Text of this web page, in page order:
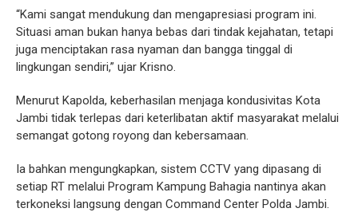
“Kami sangat mendukung dan mengapresiasi program ini.
Situasi aman bukan hanya bebas dari tindak kejahatan, tetapi
juga menciptakan rasa nyaman dan bangga tinggal di
lingkungan sendiri,” ujar Krisno.
Menurut Kapolda, keberhasilan menjaga kondusivitas Kota
Jambi tidak terlepas dari keterlibatan aktif masyarakat melalui
semangat gotong royong dan kebersamaan.
Ia bahkan mengungkapkan, sistem CCTV yang dipasang di
setiap RT melalui Program Kampung Bahagia nantinya akan
terkoneksi langsung dengan Command Center Polda Jambi.